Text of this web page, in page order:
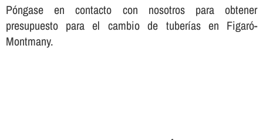
Póngase en contacto con nosotros para obtener
presupuesto para el cambio de tuberí­as en Figaró-
Montmany.